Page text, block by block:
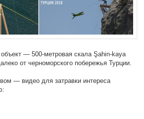
— 500-метровая скала Şahin-kaya
от черноморского побережья Турции.
— видео для затравки интереса